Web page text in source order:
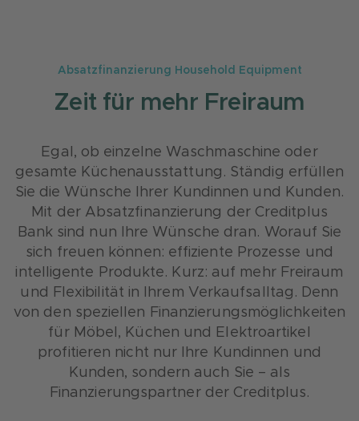
Absatzfinanzierung Household Equipment
Zeit für mehr Freiraum
Egal, ob einzelne Waschmaschine oder
gesamte Küchenausstattung. Ständig erfüllen
Sie die Wünsche Ihrer Kundinnen und Kunden.
Mit der Absatzfinanzierung der Creditplus
Bank sind nun Ihre Wünsche dran. Worauf Sie
sich freuen können: effiziente Prozesse und
intelligente Produkte. Kurz: auf mehr Freiraum
und Flexibilität in Ihrem Verkaufsalltag. Denn
von den speziellen Finanzierungsmöglichkeiten
für Möbel, Küchen und Elektroartikel
profitieren nicht nur Ihre Kundinnen und
Kunden, sondern auch Sie – als
Finanzierungspartner der Creditplus.